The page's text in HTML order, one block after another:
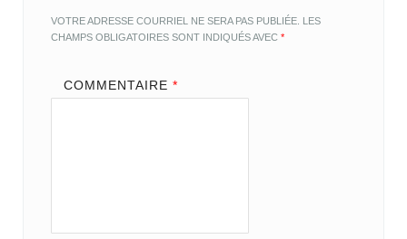
VOTRE ADRESSE COURRIEL NE SERA PAS PUBLIÉE. LES
CHAMPS OBLIGATOIRES SONT INDIQUÉS AVEC*
COMMENTAIRE *